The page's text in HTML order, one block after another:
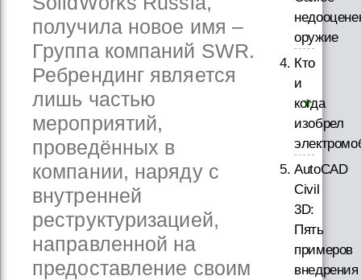
получила новое имя –
Группа компаний SWR.
Ребрендинг является
лишь частью
мероприятий,
проведённых в
компании, наряду с
внутренней
реструктуризацией,
направленной на
предоставление своим
оружие
Кто
и
когда
изобрел
AutoCAD
Civil
3D:
Пять
примеров
внедрения